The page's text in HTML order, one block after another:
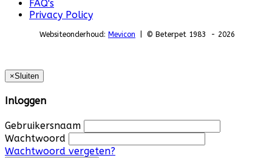
FAQ's
Privacy Policy
Websiteonderhoud: Mevicon | © Beterpet 1983 - 2026
×Sluiten
Inloggen
Gebruikersnaam
Wachtwoord
Wachtwoord vergeten?